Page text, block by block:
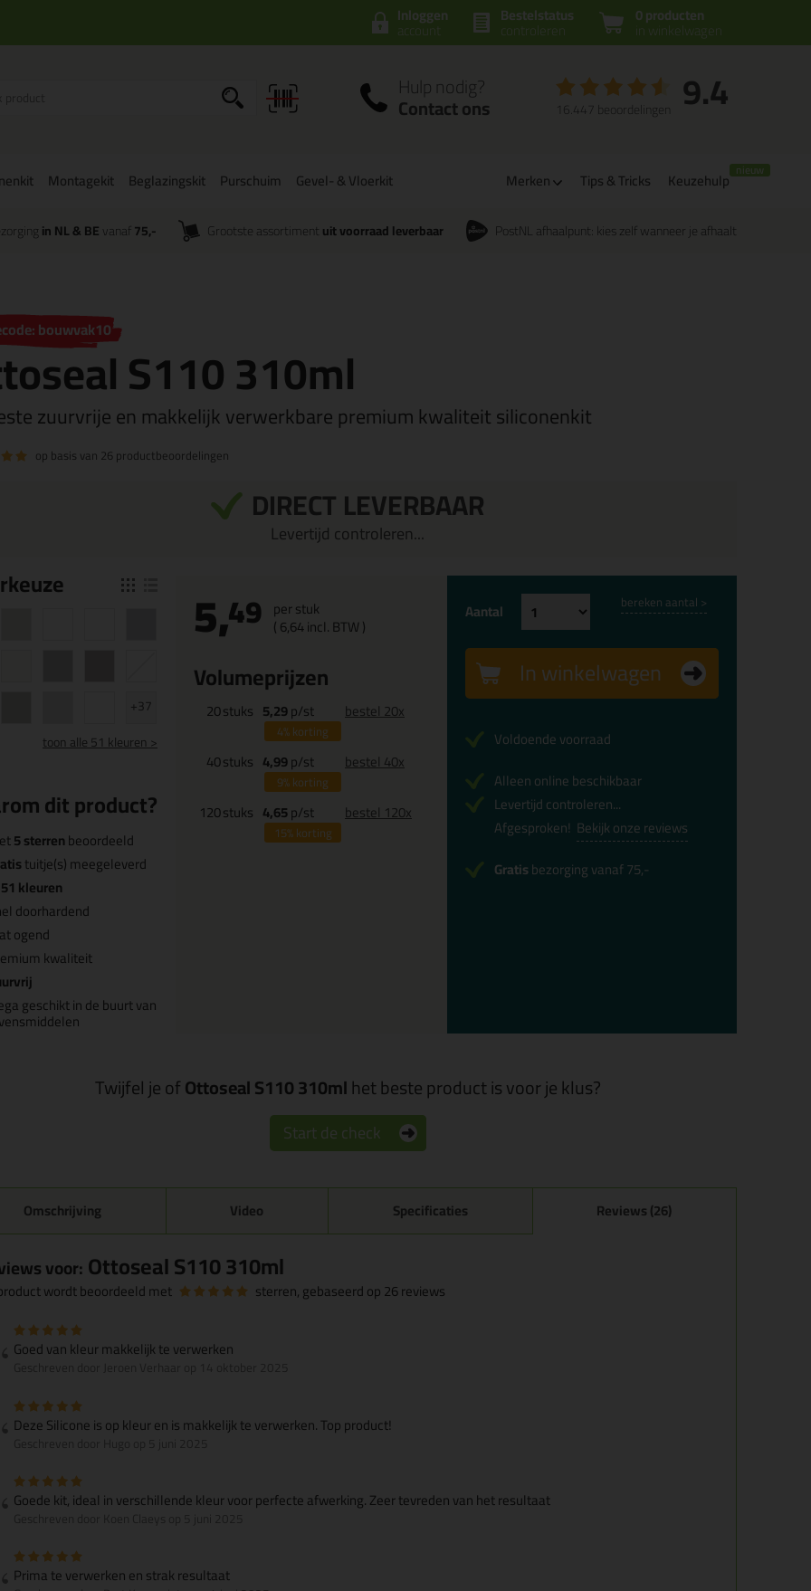
0 producten
in winkelwagen
Bestelstatus
controleren
Inloggen
account
Hulp nodig?
Contact ons 9.4
16.447 beoordelingen
Montagekit Beglazingskit Purschuim Gevel- & Vloerkit Merken Tips & Tricks Keuzehulp
in NL & BEvanaf 75,- Grootste assortiment uit voorraad leverbaar PostNL afhaalpunt: kies zelf wanneer je afhaalt
bouwvak10
S110 310ml
zuurvrije en makkelijk verwerkbare premium kwaliteit siliconenkit
op basis van 26 productbeoordelingen
DIRECT LEVERBAAR
Levertijd controleren...
keuze
+37
toonalle 51 kleuren >
dit product?
5 sterrenbeoordeeld
tuitje(s) meegeleverd
51 kleuren
doorhardend
ogend
kwaliteit
geschikt in de buurt van
5,49 per stuk
(6,64incl. BTW )
Volumeprijzen
20stuks 5,29p/st
4%korting
bestel 20x
40stuks 4,99p/st
9%korting
bestel 40x
120stuks 4,65p/st
15%korting
bestel 120x
Aantal bereken aantal >
In winkelwagen
Voldoende voorraad
Alleen online beschikbaar
Levertijd controleren...
Afgesproken! Bekijk onze reviews
Gratisbezorging vanaf 75,-
Twijfel je ofOttoseal S110 310mlhet beste product is voor je klus?
Start de check
Omschrijving Video Specificaties Reviews (26)
voor:Ottoseal S110 310ml
wordt beoordeeld met sterren, gebaseerd op26reviews
Goed van kleur makkelijk te verwerken
Deze Silicone is op kleur en is makkelijk te verwerken. Top product!
Goede kit, ideal in verschillende kleur voor perfecte afwerking. Zeer tevreden van het resultaat
Prima te verwerken en strak resultaat